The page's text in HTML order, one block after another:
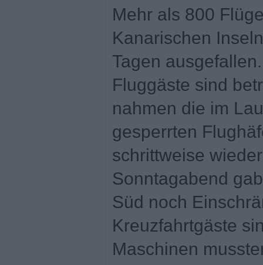
Mehr als 800
Kanarischen
Tagen
Fluggäste sind
nahmen die im
gesperrten
schrittweise
Sonntagabend
Süd noch
Kreuzfahrtgäste
Maschinen